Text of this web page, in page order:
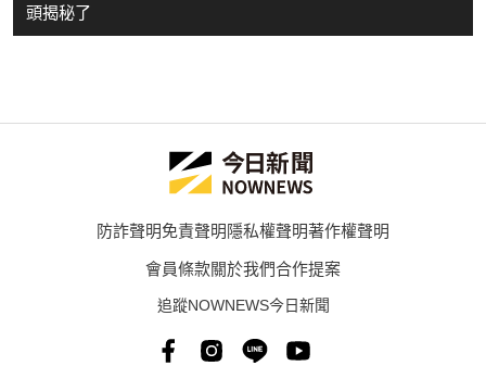
頭揭秘了
防詐聲明免責聲明隱私權聲明著作權聲明
會員條款關於我們合作提案
追蹤NOWNEWS今日新聞